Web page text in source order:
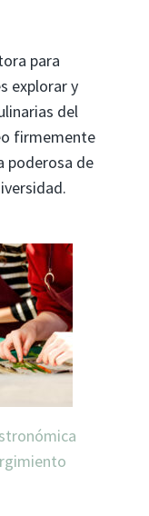
para
explorar y
del
firmemente
poderosa de